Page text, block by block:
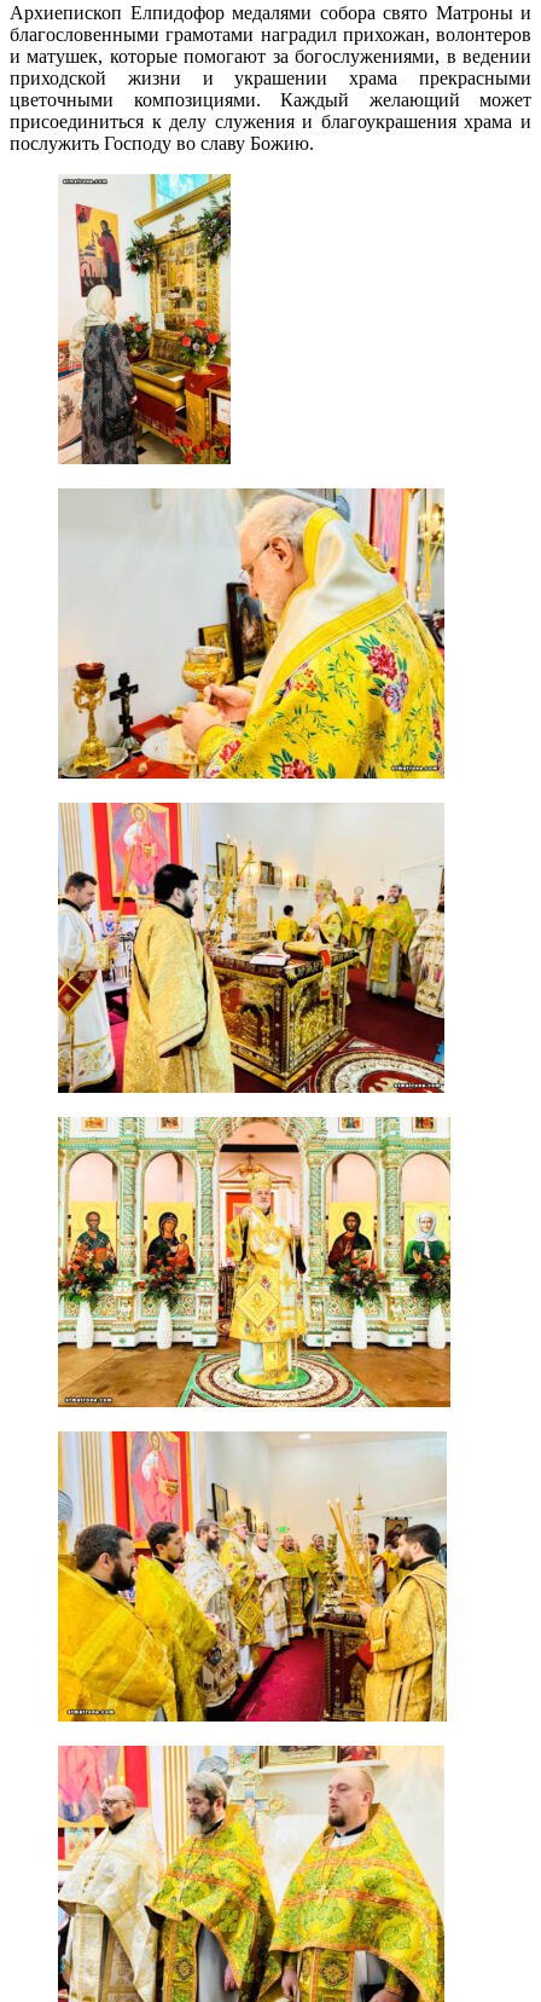
Архиепископ Елпидофор медалями собора свято Матроны и
благословенными грамотами наградил прихожан, волонтеров
и матушек, которые помогают за богослужениями, в ведении
приходской жизни и украшении храма прекрасными
цветочными композициями. Каждый желающий может
присоединиться к делу служения и благоукрашения храма и
послужить Господу во славу Божию.